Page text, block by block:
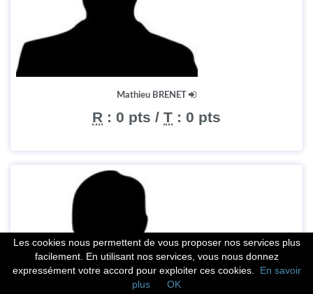
Mathieu BRENET
R : 0 pts / T : 0 pts
Les cookies nous permettent de vous proposer nos services plus
facilement. En utilisant nos services, vous nous donnez
expressément votre accord pour exploiter ces cookies.
En savoir
plus
OK